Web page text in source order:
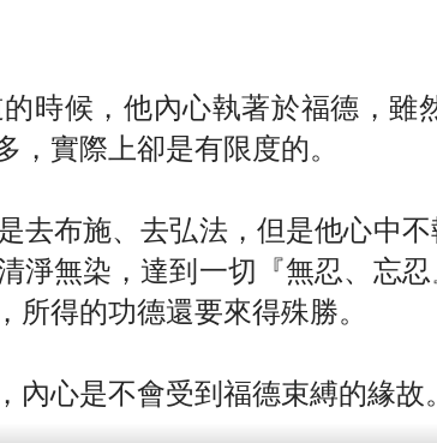
時候，他內心執著於福德，
實際上卻是有限度的。
去布施、去弘法，但是他心中
淨無染，達到一切『無忍、忘
得的功德還要來得殊勝。
心是不會受到福德束縛的緣故。